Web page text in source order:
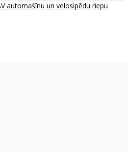
automašīnu un velosipēdu riepu